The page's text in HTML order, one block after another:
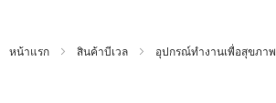
หน้าแรก สินค้าบีเวล อุปกรณ์ทำงานเพื่อสุขภาพ